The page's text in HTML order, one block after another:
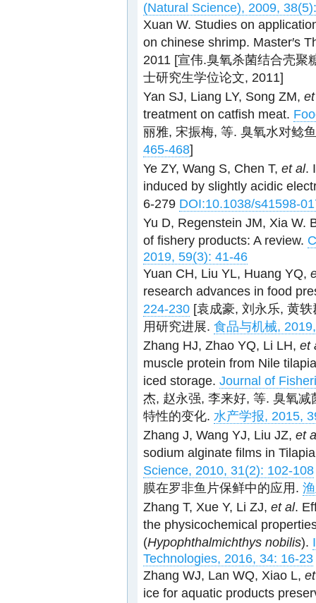
(Natural Science), 2009,
Xuan W. Studies on
on chinese shrimp. Master′s
2011 [宣伟.臭氧杀菌结合壳聚
士研究生学位论文, 2011]
Yan SJ, Liang LY, Song ZM,
treatment on catfish meat.
丽雅, 宋振梅, 等. 臭氧水对鲶
465-468]
Ye ZY, Wang S, Chen T, et al.
induced by slightly acidic
6-279 DOI:10.1038/s41598-
Yu D, Regenstein JM, Xia W.
of fishery products: A review.
2019, 59(3): 41-46
Yuan CH, Liu YL, Huang YQ,
research advances in food
224-230 [袁成豪, 刘永乐, 黄
用研究进展. 食品与机械,
Zhang HJ, Zhao YQ, Li LH, et
muscle protein from Nile
iced storage. Journal of
杰, 赵永强, 李来好, 等. 臭氧
特性的变化. 水产学报, 2015,
Zhang J, Wang YJ, Liu JZ, et
sodium alginate films in
Science, 2010, 31(2): 102-108
膜在罗非鱼片保鲜中的应用.
Zhang T, Xue Y, Li ZJ, et al.
the physicochemical
(Hypophthalmichthys nobilis).
Technologies, 2016, 34: 16-23
Zhang WJ, Lan WQ, Xiao L,
ice for aquatic products